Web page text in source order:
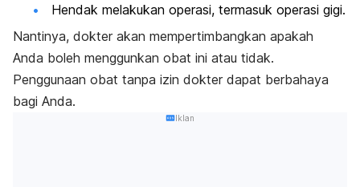
Hendak melakukan operasi, termasuk operasi gigi.
Nantinya, dokter akan mempertimbangkan apakah
Anda boleh menggunkan obat ini atau tidak.
Penggunaan obat tanpa izin dokter dapat berbahaya
bagi Anda.
Iklan